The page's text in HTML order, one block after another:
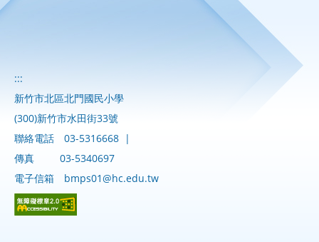
:::
新竹市北區北門國民小學
(300)新竹市水田街33號
聯絡電話
03-5316668 |
傳真
03-5340697
電子信箱
bmps01@hc.edu.tw